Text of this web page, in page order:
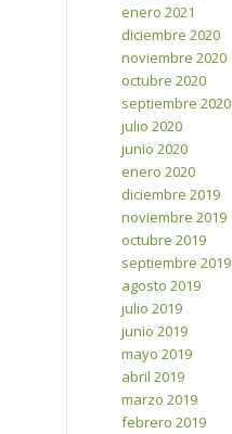
enero 2021
diciembre 2020
noviembre 2020
octubre 2020
septiembre 2020
julio 2020
junio 2020
enero 2020
diciembre 2019
noviembre 2019
octubre 2019
septiembre 2019
agosto 2019
julio 2019
junio 2019
mayo 2019
abril 2019
marzo 2019
febrero 2019